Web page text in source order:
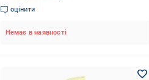
оцінити
Немає в наявності